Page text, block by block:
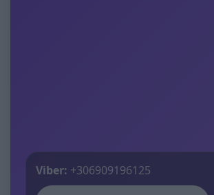
Viber: +306909196125